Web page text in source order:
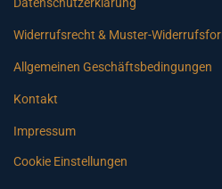
Widerrufsrecht & Muster-
Allgemeinen Geschäftsbedingungen
Kontakt
Impressum
Cookie Einstellungen